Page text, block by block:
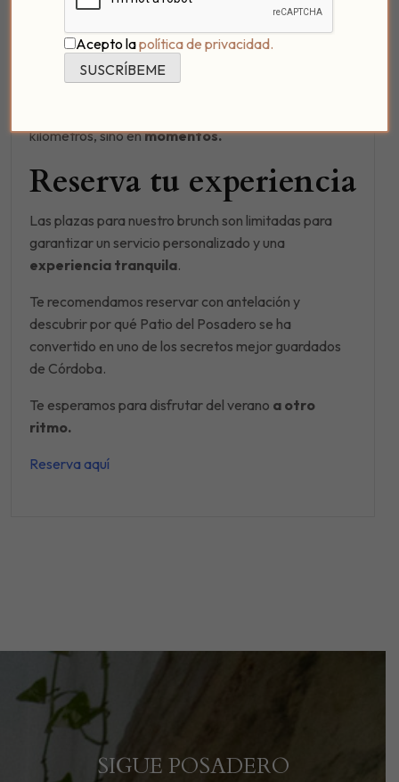
Puedes disfrutar de una gastronomía cuidada,
relajarte junto al agua y vivir una experiencia
diferente en uno de los rincones más especiales de la
kilómetros, sino enmomentos.
Reserva tu experiencia
Las plazas para nuestro brunch son limitadas para
garantizar un servicio personalizado y una
experiencia tranquila.
Te recomendamos reservar con antelación y
descubrir por qué Patio del Posadero se ha
convertido en uno de los secretos mejor guardados
de Córdoba.
Te esperamos para disfrutar del verano a otro
ritmo.
Reserva aquí
SIGUE POSADERO
Acepto lapolítica de privacidad.